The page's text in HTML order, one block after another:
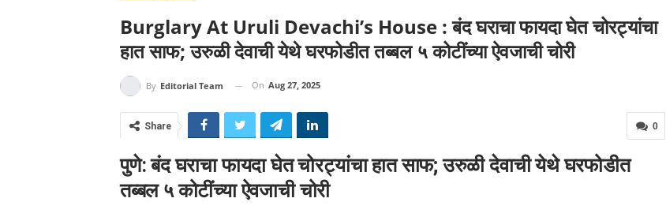
Burglary At Uruli Devachi’s House : बंद घराचा फायदा घेत चोरट्यांचा
हात साफ; उरुळी देवाची येथे घरफोडीत तब्बल ५ कोटींच्या ऐवजाची चोरी
By Editorial Team On Aug 27, 2025
0
Share
पुणे: बंद घराचा फायदा घेत चोरट्यांचा हात साफ; उरुळी देवाची येथे घरफोडीत
तब्बल ५ कोटींच्या ऐवजाची चोरी